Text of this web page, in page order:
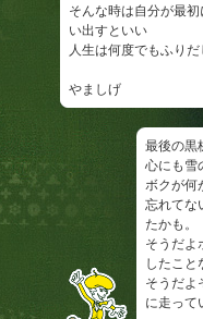
そんな時は自分が最
い出すといい
人生は何度でもふり
やましげ
最後の黒
心にも雪
ボクが何
忘れてな
たかも。
そうだよ
したこと
そうだよ
に走って